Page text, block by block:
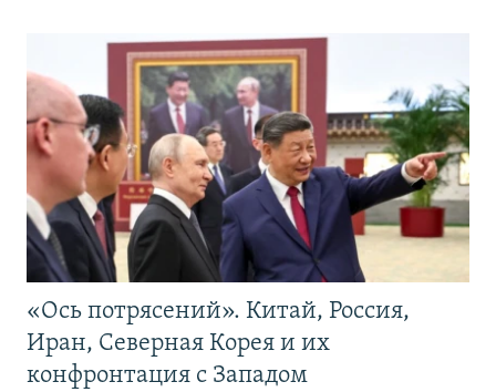
«Ось потрясений». Китай, Россия,
Иран, Северная Корея и их
конфронтация с Западом